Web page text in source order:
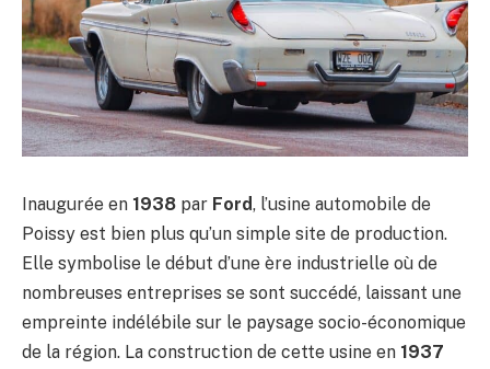
Inaugurée en 1938 par Ford, l’usine automobile de
Poissy est bien plus qu’un simple site de production.
Elle symbolise le début d’une ère industrielle où de
nombreuses entreprises se sont succédé, laissant une
empreinte indélébile sur le paysage socio-économique
de la région. La construction de cette usine en 1937